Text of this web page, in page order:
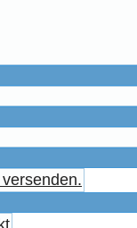
versenden.